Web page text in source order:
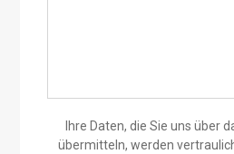
Ihre Daten, die Sie uns über
übermitteln, werden